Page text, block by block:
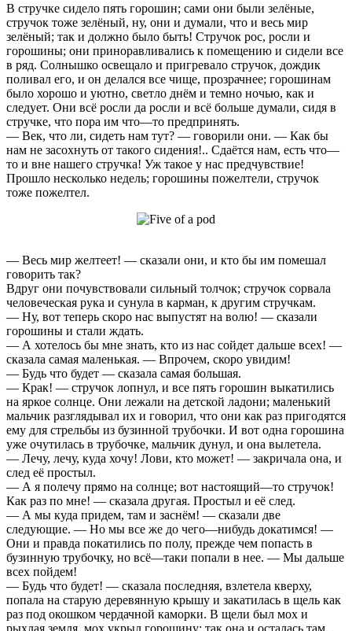
В стручке сидело пять горошин; сами они были зелёные,
стручок тоже зелёный, ну, они и думали, что и весь мир
зелёный; так и должно было быть! Стручок рос, росли и
горошины; они приноравливались к помещению и сидели все
в ряд. Солнышко освещало и пригревало стручок, дождик
поливал его, и он делался все чище, прозрачнее; горошинам
было хорошо и уютно, светло днём и темно ночью, как и
следует. Они всё росли да росли и всё больше думали, сидя в
стручке, что пора им что—то предпринять.
— Век, что ли, сидеть нам тут? — говорили они. — Как бы
нам не засохнуть от такого сидения!.. Сдаётся нам, есть что—
то и вне нашего стручка! Уж такое у нас предчувствие!
Прошло несколько недель; горошины пожелтели, стручок
тоже пожелтел.
— Весь мир желтеет! — сказали они, и кто бы им помешал
говорить так?
Вдруг они почувствовали сильный толчок; стручок сорвала
человеческая рука и сунула в карман, к другим стручкам.
— Ну, вот теперь скоро нас выпустят на волю! — сказали
горошины и стали ждать.
— А хотелось бы мне знать, кто из нас сойдет дальше всех! —
сказала самая маленькая. — Впрочем, скоро увидим!
— Будь что будет — сказала самая большая.
— Крак! — стручок лопнул, и все пять горошин выкатились
на яркое солнце. Они лежали на детской ладони; маленький
мальчик разглядывал их и говорил, что они как раз пригодятся
ему для стрельбы из бузинной трубочки. И вот одна горошина
уже очутилась в трубочке, мальчик дунул, и она вылетела.
— Лечу, лечу, куда хочу! Лови, кто может! — закричала она, и
след её простыл.
— А я полечу прямо на солнце; вот настоящий—то стручок!
Как раз по мне! — сказала другая. Простыл и её след.
— А мы куда придем, там и заснём! — сказали две
следующие. — Но мы все же до чего—нибудь докатимся! —
Они и правда покатились по полу, прежде чем попасть в
бузинную трубочку, но всё—таки попали в нее. — Мы дальше
всех пойдем!
— Будь что будет! — сказала последняя, взлетела кверху,
попала на старую деревянную крышу и закатилась в щель как
раз под окошком чердачной каморки. В щели был мох и
рыхлая земля, мох укрыл горошину; так она и осталась там,